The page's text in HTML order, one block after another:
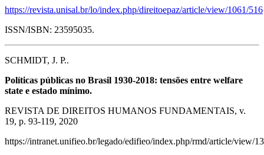
https://revista.unisal.br/lo/index.php/direitoepaz/article/view/1061/516
ISSN/ISBN: 23595035.
SCHMIDT, J. P..
Políticas públicas no Brasil 1930-2018: tensões entre welfare
state e estado mínimo.
REVISTA DE DIREITOS HUMANOS FUNDAMENTAIS, v.
19, p. 93-119, 2020
https://intranet.unifieo.br/legado/edifieo/index.php/rmd/article/view/